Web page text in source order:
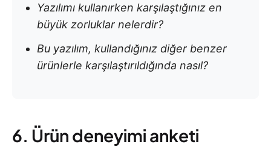
Yazılımı kullanırken karşılaştığınız en
büyük zorluklar nelerdir?
Bu yazılım, kullandığınız diğer benzer
ürünlerle karşılaştırıldığında nasıl?
6. Ürün deneyimi anketi